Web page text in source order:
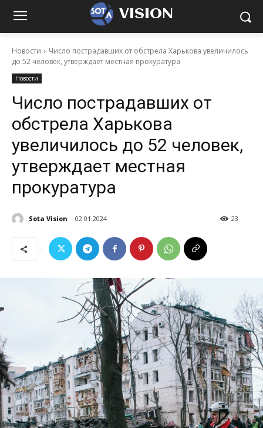
VISION
Новости
Число пострадавших от обстрела Харькова увеличилось
до 52 человек, утверждает местная прокуратура
Новости
Число пострадавших от
обстрела Харькова
увеличилось до 52 человек,
утверждает местная
прокуратура
Sota Vision 02.01.2024 23